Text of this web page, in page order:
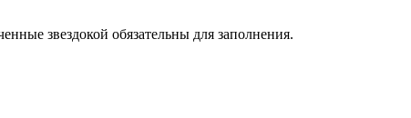
звездокой обязательны для заполнения.